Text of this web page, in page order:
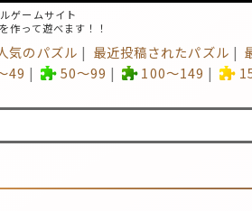
ゲームサイト
作って遊べます！！
気のパズル 最近投稿されたパズル
49 50～99 100～149